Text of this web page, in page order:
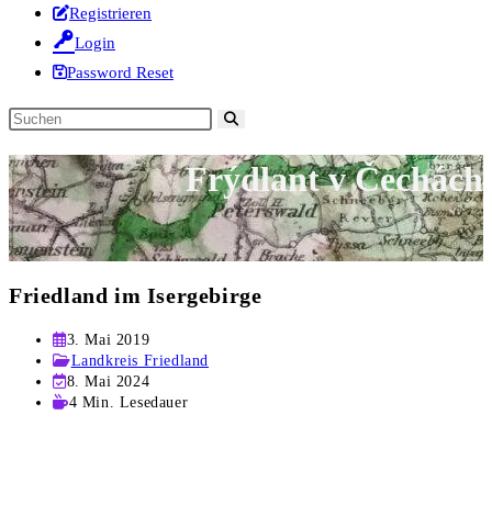
Registrieren
Login
Password Reset
Diese
durchsuchen
Frýdlant v Čechách
Friedland im Isergebirge
Beitrag
veröffentlicht:
3. Mai 2019
Beitrags-
Kategorie:
Landkreis Friedland
Beitrag
zuletzt
8. Mai 2024
Lesedauer:
4 Min. Lesedauer